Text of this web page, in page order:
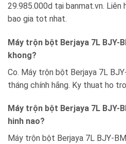
29.985.000d tại banmat.vn. Liên
bao gia tot nhat.
Máy trộn bột Berjaya 7L BJY-
khong?
Co. Máy trộn bột Berjaya 7L
tháng chính hãng. Ky thuat ho
Máy trộn bột Berjaya 7L BJY-
hinh nao?
Máy trộn bột Berjaya 7L BJY-